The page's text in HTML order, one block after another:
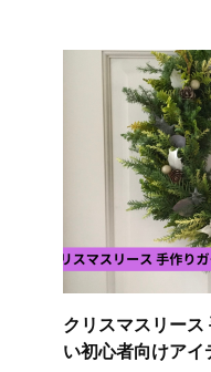
クリスマスリース
い初心者向けアイ